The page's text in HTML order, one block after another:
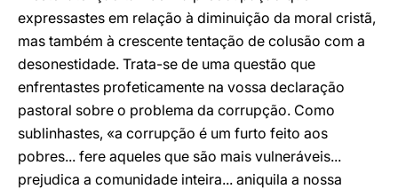
expressastes em relação à diminuição da moral cristã,
mas também à crescente tentação de colusão com a
desonestidade. Trata-se de uma questão que
enfrentastes profeticamente na vossa declaração
pastoral sobre o problema da corrupção. Como
sublinhastes, «a corrupção é um furto feito aos
pobres... fere aqueles que são mais vulneráveis...
prejudica a comunidade inteira... aniquila a nossa